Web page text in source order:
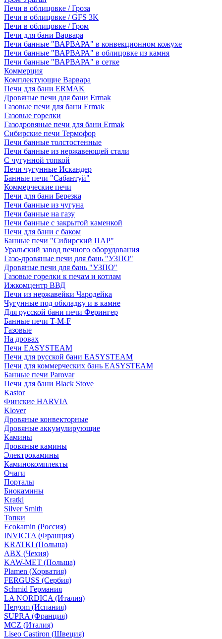
Печи в облицовке / Гроза
Печи в облицовке / GFS 3K
Печи в облицовке / Гром
Печи для бани Варвара
Печи банные "ВАРВАРА" в конвекционном кожухе
Печи банные "ВАРВАРА" в облицовке из камня
Печи банные "ВАРВАРА" в сетке
Коммерция
Комплектующие Варвара
Печи для бани ERMAK
Дровяные печи для бани Ermak
Газовые печи для бани Ermak
Газовые горелки
Газодровяные печи для бани Ermak
Сибирские печи Термофор
Печи банные толстостенные
Печи банные из нержавеющей стали
С чугунной топкой
Печи чугунные Искандер
Банные печи "Сабантуй"
Коммерческие печи
Печи для бани Березка
Печи банные из чугуна
Печи банные на газу
Печи банные с закрытой каменкой
Печи для бани с баком
Банные печи "Сибирский ПАР"
Уральский завод печного оборудования
Газо-дровяные печи для бань "УЗПО"
Дровяные печи для бань "УЗПО"
Газовые горелки к печам и котлам
Ижкомцентр ВВД
Печи из нержавейки Чародейка
Чугунные под обкладку и в камне
Для русской бани печи Ферингер
Банные печи T-M-F
Газовые
На дровах
Печи EASYSTEAM
Печи для русской бани EASYSTEAM
Печи для коммерческих бань EASYSTEAM
Банные печи Parovar
Печи для бани Black Stove
Kastor
Финские HARVIA
Klover
Дровяные конвекторные
Дровяные аккумулирующие
Камины
Дровяные камины
Электрокамины
Каминокомплекты
Очаги
Порталы
Биокамины
Kratki
Silver Smith
Топки
Ecokamin (Россия)
INVICTA (Франция)
KRATKI (Польша)
ABX (Чехия)
KAW-MET (Польша)
Plamen (Хорватия)
FERGUSS (Сербия)
Schmid Германия
LA NORDICA (Италия)
Hergom (Испания)
SUPRA (Франция)
MCZ (Италия)
Liseo Castiron (Швеция)